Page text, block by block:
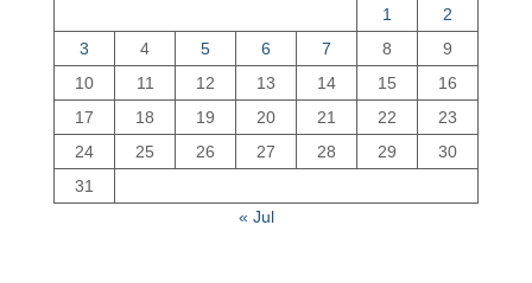
1
2
3
4 5 6 7 8
9
10
11 12 13 14 15
16
17
18 19 20 21 22
23
24
25 26 27 28 29
30
31
« Jul